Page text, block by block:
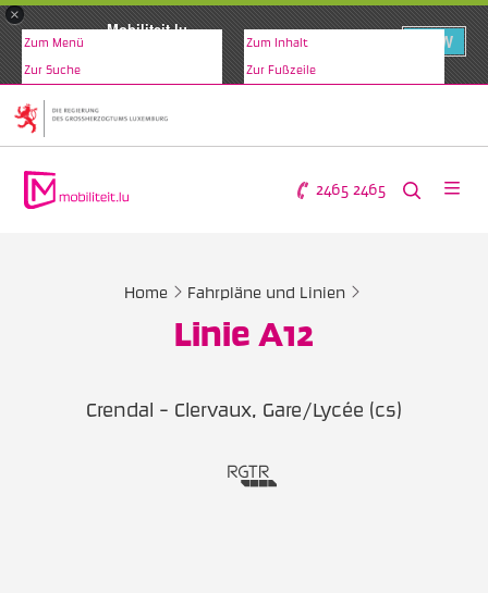
×
Mobiliteit.lu
VIEW
Zum Menü Zum Inhalt
Zur Suche Zur Fußzeile
2465 2465
Home Fahrpläne und Linien
Linie A12
Crendal - Clervaux, Gare/Lycée (cs)